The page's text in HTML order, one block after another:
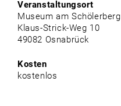
Veranstaltungsort
Museum am Schölerberg
Klaus-Strick-Weg 10
49082 Osnabrück
Kosten
kostenlos